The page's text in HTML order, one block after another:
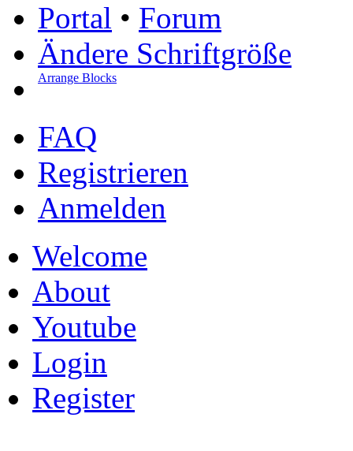
Portal • Forum
Ändere Schriftgröße
Arrange Blocks
FAQ
Registrieren
Anmelden
Welcome
About
Youtube
Login
Register